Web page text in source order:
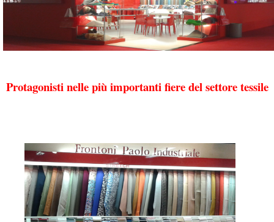
Protagonisti nelle più importanti fiere del settore tessile